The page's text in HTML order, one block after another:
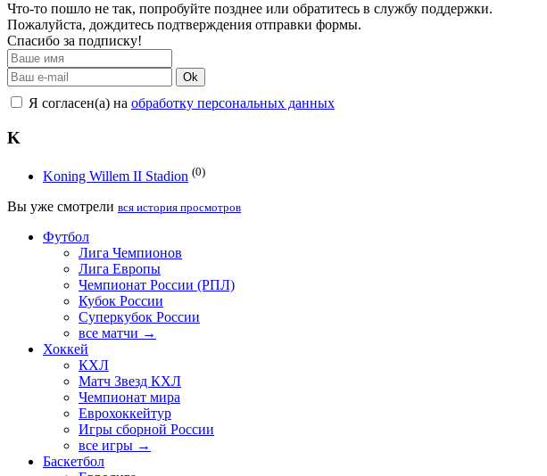
Что-то пошло не так, попробуйте позднее или обратитесь в службу поддержки.
Пожалуйста, дождитесь подтверждения отправки формы.
Спасибо за подписку!
Ok
Я согласен(а) на обработку персональных данных
K
Koning Willem II Stadion (0)
Вы уже смотрели вся история просмотров
Футбол
Лига Чемпионов
Лига Европы
Чемпионат России (РПЛ)
Кубок России
Суперкубок России
все матчи →
Хоккей
КХЛ
Матч Звезд КХЛ
Чемпионат мира
Еврохоккейтур
Игры сборной России
все игры →
Баскетбол